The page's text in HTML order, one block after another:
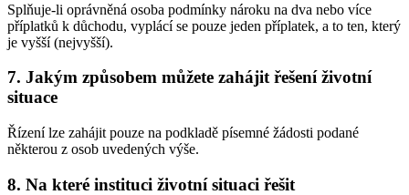
Splňuje-li oprávněná osoba podmínky nároku na dva nebo více
příplatků k důchodu, vyplácí se pouze jeden příplatek, a to ten, který
je vyšší (nejvyšší).
7. Jakým způsobem můžete zahájit řešení životní
situace
Řízení lze zahájit pouze na podkladě písemné žádosti podané
některou z osob uvedených výše.
8. Na které instituci životní situaci řešit